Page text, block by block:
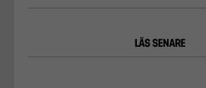
LÄS SENARE